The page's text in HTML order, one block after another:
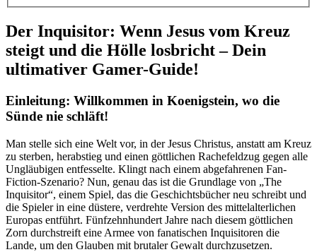
Der Inquisitor: Wenn Jesus vom Kreuz
steigt und die Hölle losbricht – Dein
ultimativer Gamer-Guide!
Einleitung: Willkommen in Koenigstein, wo die
Sünde nie schläft!
Man stelle sich eine Welt vor, in der Jesus Christus, anstatt am Kreuz
zu sterben, herabstieg und einen göttlichen Rachefeldzug gegen alle
Ungläubigen entfesselte. Klingt nach einem abgefahrenen Fan-
Fiction-Szenario? Nun, genau das ist die Grundlage von „The
Inquisitor“, einem Spiel, das die Geschichtsbücher neu schreibt und
die Spieler in eine düstere, verdrehte Version des mittelalterlichen
Europas entführt. Fünfzehnhundert Jahre nach diesem göttlichen
Zorn durchstreift eine Armee von fanatischen Inquisitoren die
Lande, um den Glauben mit brutaler Gewalt durchzusetzen.